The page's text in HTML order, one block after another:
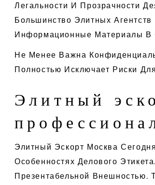
Легальности И Прозрачности
Большинство Элитных
Информационные Материалы В
Не Менее Важна
Полностью Исключает Риски
Элитный
Элитный Эскорт Москва
Особенностях Делового
Презентабельной Внешностью.